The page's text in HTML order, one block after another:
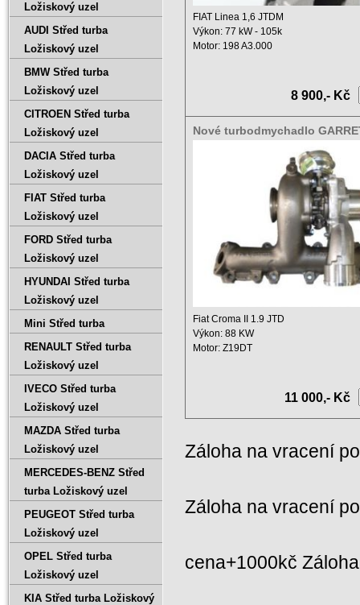
FIAT Linea 1,6 JTDM
Výkon: 77 kW - 105k
Motor: 198 A3.000
8 900,- Kč
Nové turbodmychadlo
Fiat Croma II 1.9 JTD
Výkon: 88 KW
Motor: Z19DT
11 000,- Kč
Záloha na vracení
Záloha na vracení
cena+1000kč
Ložiskový uzel
AUDI Střed turba
Ložiskový uzel
BMW Střed turba
Ložiskový uzel
CITROEN Střed turba
Ložiskový uzel
DACIA Střed turba
Ložiskový uzel
FIAT Střed turba
Ložiskový uzel
FORD Střed turba
Ložiskový uzel
HYUNDAI Střed turba
Ložiskový uzel
Mini Střed turba
RENAULT Střed turba
Ložiskový uzel
IVECO Střed turba
Ložiskový uzel
MAZDA Střed turba
Ložiskový uzel
MERCEDES-BENZ Střed
turba Ložiskový uzel
PEUGEOT Střed turba
Ložiskový uzel
OPEL Střed turba
Ložiskový uzel
KIA Střed turba Ložiskový